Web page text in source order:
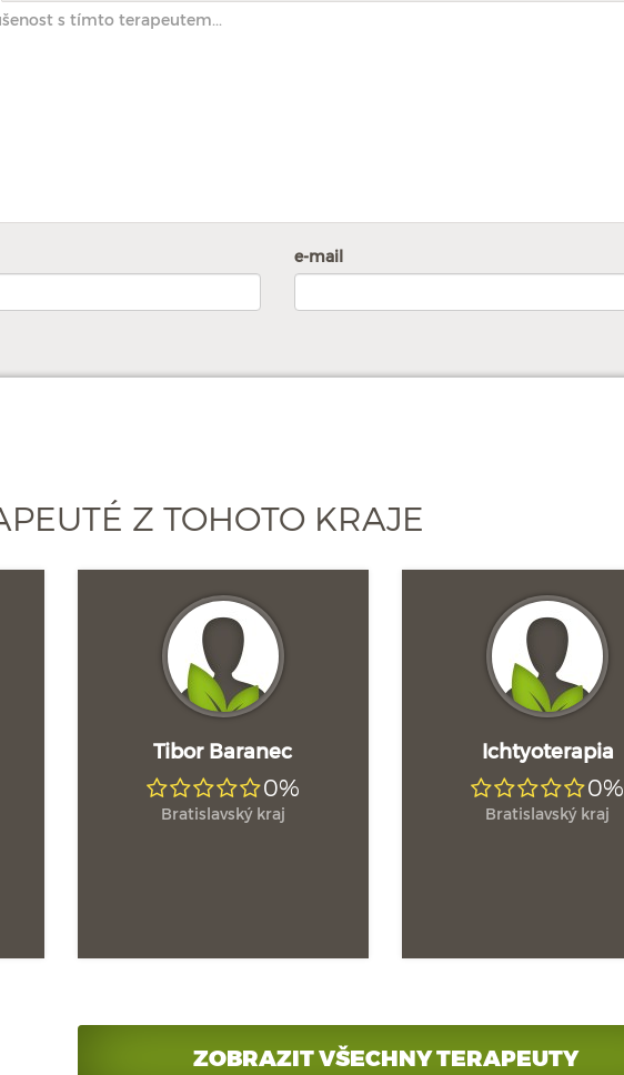
e-mail
Z TOHOTO KRAJE
Tibor Baranec
0%
Bratislavský kraj
Ichtyoterapia
0%
Bratislavský kraj
ZOBRAZIT VŠECHNY TERAPEUTY